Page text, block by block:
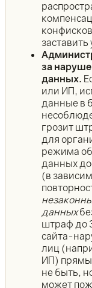
за
данных.
или ИП,
данные в
грозит
для
режима
данных
(в
данных
штраф до
сайта-
лиц
ИП)
не быть,
может